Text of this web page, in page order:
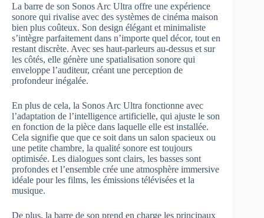
La barre de son Sonos Arc Ultra offre une expérience
sonore qui rivalise avec des systèmes de cinéma maison
bien plus coûteux. Son design élégant et minimaliste
s’intègre parfaitement dans n’importe quel décor, tout en
restant discrète. Avec ses haut-parleurs au-dessus et sur
les côtés, elle génère une spatialisation sonore qui
enveloppe l’auditeur, créant une perception de
profondeur inégalée.
En plus de cela, la Sonos Arc Ultra fonctionne avec
l’adaptation de l’intelligence artificielle, qui ajuste le son
en fonction de la pièce dans laquelle elle est installée.
Cela signifie que que ce soit dans un salon spacieux ou
une petite chambre, la qualité sonore est toujours
optimisée. Les dialogues sont clairs, les basses sont
profondes et l’ensemble crée une atmosphère immersive
idéale pour les films, les émissions télévisées et la
musique.
De plus, la barre de son prend en charge les principaux